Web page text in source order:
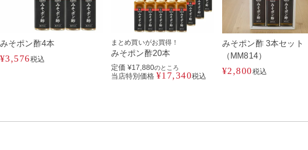
みそポン酢4本
¥3,576税込
まとめ買いがお買得！
みそポン酢20本
定価 ¥17,880のところ
当店特別価格 ¥17,340税込
みそポン酢 3本セット
（MM814）
¥2,800税込